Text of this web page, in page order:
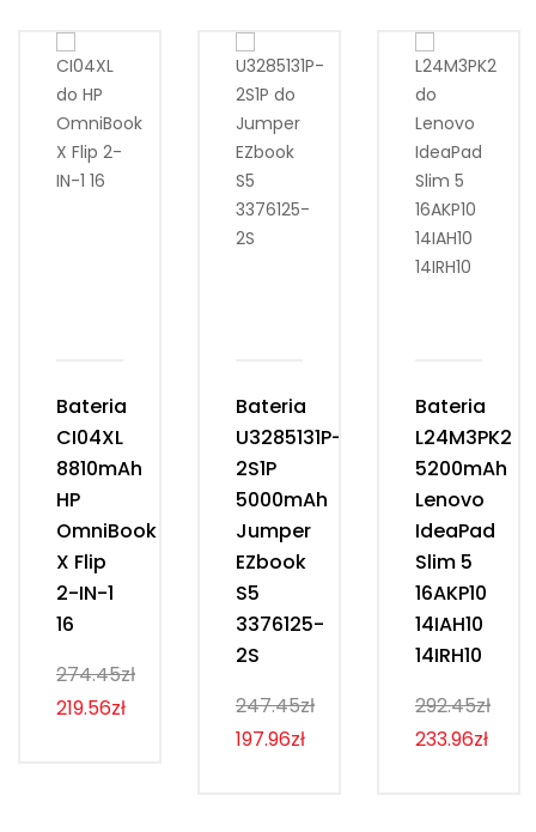
Bateria
CI04XL
8810mAh
HP
OmniBook
X Flip
2-IN-1
16
274.45zł
219.56zł
Bateria
U3285131P-
2S1P
5000mAh
Jumper
EZbook
S5
3376125-
2S
247.45zł
197.96zł
Bateria
L24M3PK2
5200mAh
Lenovo
IdeaPad
Slim 5
16AKP10
14IAH10
14IRH10
292.45zł
233.96zł